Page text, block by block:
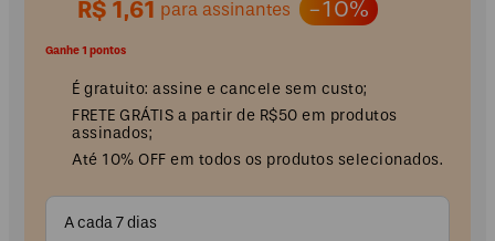
R$ 1,61 para assinantes -10%
Ganhe 1 pontos
É gratuito: assine e cancele sem custo;
FRETE GRÁTIS a partir de R$50 em produtos
assinados;
Até 10% OFF em todos os produtos selecionados.
A cada 7 dias